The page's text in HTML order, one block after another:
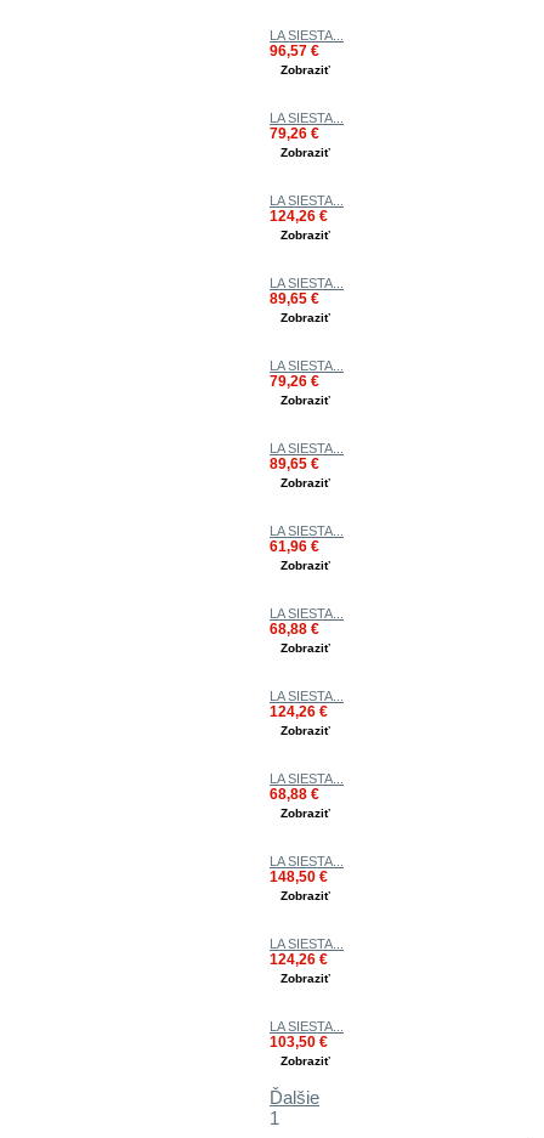
LA SIESTA...
96,57 €
Zobraziť
LA SIESTA...
79,26 €
Zobraziť
LA SIESTA...
124,26 €
Zobraziť
LA SIESTA...
89,65 €
Zobraziť
LA SIESTA...
79,26 €
Zobraziť
LA SIESTA...
89,65 €
Zobraziť
LA SIESTA...
61,96 €
Zobraziť
LA SIESTA...
68,88 €
Zobraziť
LA SIESTA...
124,26 €
Zobraziť
LA SIESTA...
68,88 €
Zobraziť
LA SIESTA...
148,50 €
Zobraziť
LA SIESTA...
124,26 €
Zobraziť
LA SIESTA...
103,50 €
Zobraziť
Ďalšie
1